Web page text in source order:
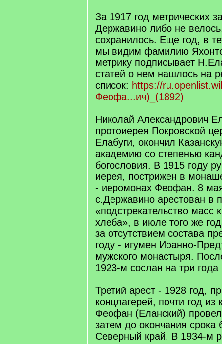
За 1917 год метрических
Державино либо не
сохранилось. Еще год, в
мы видим фамилию
метрику подписывает
статей о нем нашлось на
список: https://
Феофа...ич)_(1892)
Николай Александрович
протоиерея Покровской
Елабуги, окончил
академию со степенью
богословия. В 1915 году
иерея, пострижен в
- иеромонах Феофан. 8
с.Державино арестован в
«подстрекательство масс
хлеба», в июле того же
за отсутствием состава
году - игумен Иоанно-
мужского монастыря.
1923-м сослан на три
Третий арест - 1928 год,
концлагерей, почти год из
Феофан (Еланский)
затем до окончания срока
Северный край. В 1934-м